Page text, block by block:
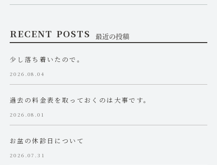
RECENT POSTS 最近の投稿
少し落ち着いたので。
2026.08.04
過去の料金表を取っておくのは大事です。
2026.08.01
お盆の休診日について
2026.07.31